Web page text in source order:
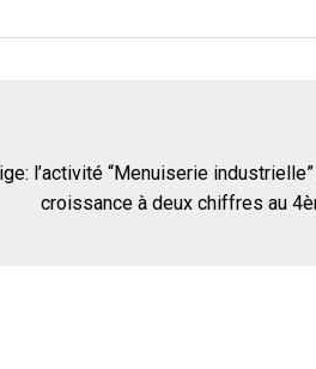
l’activité “Menuiserie
croissance à deux chiffres au